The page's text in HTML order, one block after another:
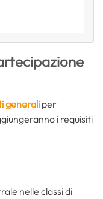
generaliper
i requisiti
nelle classi di